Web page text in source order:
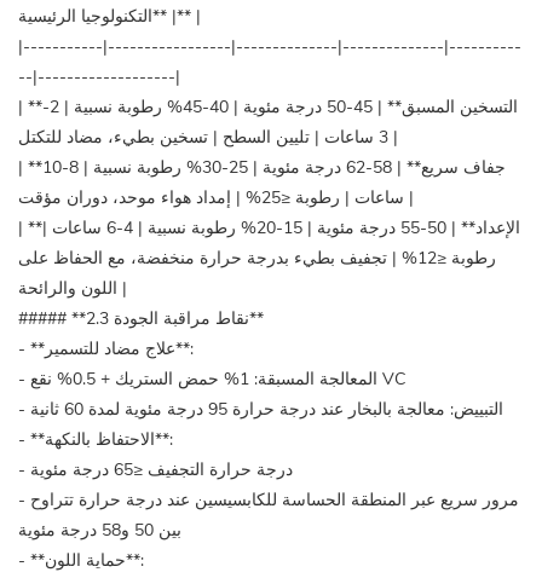
| **التكنولوجيا الرئيسية** |
|-----------|-----------------|--------------|--------------|----------
--|-------------------|
| **التسخين المسبق** | 45-50 درجة مئوية | 40-45% رطوبة نسبية | 2-
3 ساعات | تليين السطح | تسخين بطيء، مضاد للتكتل |
| **جفاف سريع** | 58-62 درجة مئوية | 25-30% رطوبة نسبية | 8-10
ساعات | رطوبة ≤25% | إمداد هواء موحد، دوران مؤقت |
| **الإعداد** | 50-55 درجة مئوية | 15-20% رطوبة نسبية | 4-6 ساعات |
رطوبة ≤12% | تجفيف بطيء بدرجة حرارة منخفضة، مع الحفاظ على
اللون والرائحة |
##### **2.3 نقاط مراقبة الجودة**
- **علاج مضاد للتسمير**:
- المعالجة المسبقة: 1% حمض الستريك + 0.5% نقع VC
- التبييض: معالجة بالبخار عند درجة حرارة 95 درجة مئوية لمدة 60 ثانية
- **الاحتفاظ بالنكهة**:
- درجة حرارة التجفيف ≤65 درجة مئوية
- مرور سريع عبر المنطقة الحساسة للكابسيسين عند درجة حرارة تتراوح
بين 50 و58 درجة مئوية
- **حماية اللون**: